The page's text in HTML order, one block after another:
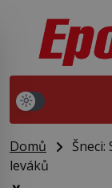
Domů
Šneci:
leváků